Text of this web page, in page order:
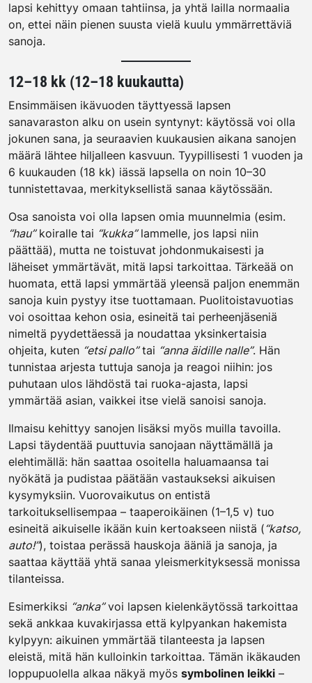
lapsi kehittyy omaan tahtiinsa, ja yhtä lailla normaalia
on, ettei näin pienen suusta vielä kuulu ymmärrettäviä
sanoja.
12–18 kk (12–18 kuukautta)
Ensimmäisen ikävuoden täyttyessä lapsen
sanavaraston alku on usein syntynyt: käytössä voi olla
jokunen sana, ja seuraavien kuukausien aikana sanojen
määrä lähtee hiljalleen kasvuun. Tyypillisesti 1 vuoden ja
6 kuukauden (18 kk) iässä lapsella on noin 10–30
tunnistettavaa, merkityksellistä sanaa käytössään.
Osa sanoista voi olla lapsen omia muunnelmia (esim.
“hau”koiralle tai “kukka”lammelle, jos lapsi niin
päättää), mutta ne toistuvat johdonmukaisesti ja
läheiset ymmärtävät, mitä lapsi tarkoittaa. Tärkeää on
huomata, että lapsi ymmärtää yleensä paljon enemmän
sanoja kuin pystyy itse tuottamaan. Puolitoistavuotias
voi osoittaa kehon osia, esineitä tai perheenjäseniä
nimeltä pyydettäessä ja noudattaa yksinkertaisia
ohjeita, kuten “etsi pallo”tai “anna äidille nalle”. Hän
tunnistaa arjesta tuttuja sanoja ja reagoi niihin: jos
puhutaan ulos lähdöstä tai ruoka-ajasta, lapsi
ymmärtää asian, vaikkei itse vielä sanoisi sanoja.
Ilmaisu kehittyy sanojen lisäksi myös muilla tavoilla.
Lapsi täydentää puuttuvia sanojaan näyttämällä ja
elehtimällä: hän saattaa osoitella haluamaansa tai
nyökätä ja pudistaa päätään vastaukseksi aikuisen
kysymyksiin. Vuorovaikutus on entistä
tarkoituksellisempaa – taaperoikäinen (1–1,5 v) tuo
esineitä aikuiselle ikään kuin kertoakseen niistä (“katso,
auto!”), toistaa perässä hauskoja ääniä ja sanoja, ja
saattaa käyttää yhtä sanaa yleismerkityksessä monissa
tilanteissa.
Esimerkiksi “anka”voi lapsen kielenkäytössä tarkoittaa
sekä ankkaa kuvakirjassa että kylpyankan hakemista
kylpyyn: aikuinen ymmärtää tilanteesta ja lapsen
eleistä, mitä hän kulloinkin tarkoittaa. Tämän ikäkauden
loppupuolella alkaa näkyä myös symbolinen leikki –